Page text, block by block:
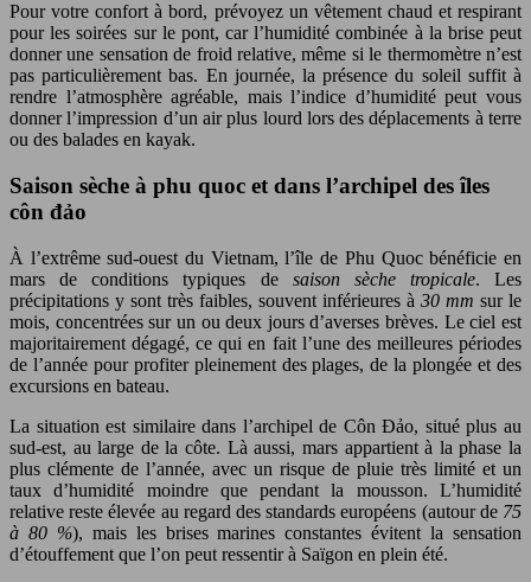
Pour votre confort à bord, prévoyez un vêtement chaud et respirant
pour les soirées sur le pont, car l’humidité combinée à la brise peut
donner une sensation de froid relative, même si le thermomètre n’est
pas particulièrement bas. En journée, la présence du soleil suffit à
rendre l’atmosphère agréable, mais l’indice d’humidité peut vous
donner l’impression d’un air plus lourd lors des déplacements à terre
ou des balades en kayak.
Saison sèche à phu quoc et dans l’archipel des îles
côn đảo
À l’extrême sud-ouest du Vietnam, l’île de Phu Quoc bénéficie en
mars de conditions typiques de saison sèche tropicale. Les
précipitations y sont très faibles, souvent inférieures à 30 mm sur le
mois, concentrées sur un ou deux jours d’averses brèves. Le ciel est
majoritairement dégagé, ce qui en fait l’une des meilleures périodes
de l’année pour profiter pleinement des plages, de la plongée et des
excursions en bateau.
La situation est similaire dans l’archipel de Côn Đảo, situé plus au
sud-est, au large de la côte. Là aussi, mars appartient à la phase la
plus clémente de l’année, avec un risque de pluie très limité et un
taux d’humidité moindre que pendant la mousson. L’humidité
relative reste élevée au regard des standards européens (autour de 75
à 80 %), mais les brises marines constantes évitent la sensation
d’étouffement que l’on peut ressentir à Saïgon en plein été.